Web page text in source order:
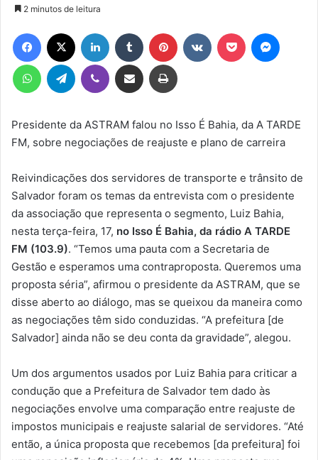
mail
2 minutos de leitura
Facebook Linkedin Tumblr Pinterest Pocket
WhatsAppTelegram Viber Compartilhar via e-mail Imprimir
Presidente da ASTRAM falou no Isso É Bahia, da A TARDE
FM, sobre negociações de reajuste e plano de carreira
Reivindicações dos servidores de transporte e trânsito de
Salvador foram os temas da entrevista com o presidente
da associação que representa o segmento, Luiz Bahia,
nesta terça-feira, 17, no Isso É Bahia, da rádio A TARDE
FM (103.9). “Temos uma pauta com a Secretaria de
Gestão e esperamos uma contraproposta. Queremos uma
proposta séria”, afirmou o presidente da ASTRAM, que se
disse aberto ao diálogo, mas se queixou da maneira como
as negociações têm sido conduzidas. “A prefeitura [de
Salvador] ainda não se deu conta da gravidade”, alegou.
Um dos argumentos usados por Luiz Bahia para criticar a
condução que a Prefeitura de Salvador tem dado às
negociações envolve uma comparação entre reajuste de
impostos municipais e reajuste salarial de servidores. “Até
então, a única proposta que recebemos [da prefeitura] foi